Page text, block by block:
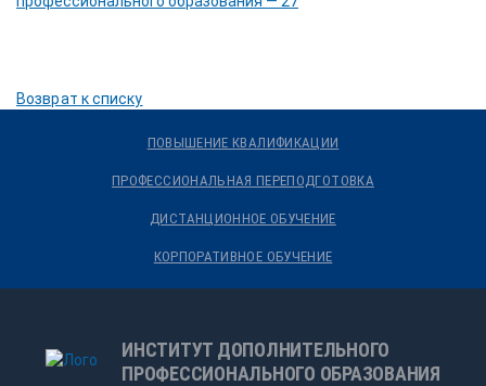
Возврат к списку
ПОВЫШЕНИЕ КВАЛИФИКАЦИИ
ПРОФЕССИОНАЛЬНАЯ ПЕРЕПОДГОТОВКА
ДИСТАНЦИОННОЕ ОБУЧЕНИЕ
КОРПОРАТИВНОЕ ОБУЧЕНИЕ
ИНСТИТУТ ДОПОЛНИТЕЛЬНОГО
ПРОФЕССИОНАЛЬНОГО ОБРАЗОВАНИЯ